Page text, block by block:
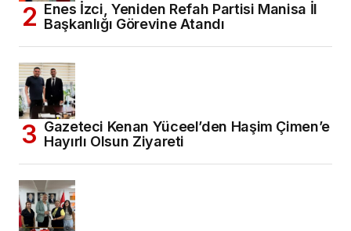
Enes İzci, Yeniden Refah Partisi Manisa İl
Başkanlığı Görevine Atandı
Gazeteci Kenan Yüceel’den Haşim Çimen’e
Hayırlı Olsun Ziyareti